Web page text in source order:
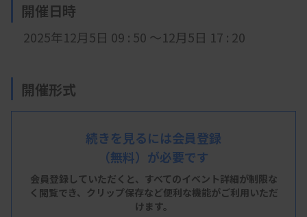
開催日時
2025年12月5日 09 : 50 ～12月5日 17 : 20
開催形式
現地開催＋LIVE配信＋オンデマンド配信
会 場
御茶ノ水ソラシティカンファレンスセンター
続きを見るには会員登録
（無料）が必要です
会員登録していただくと、すべてのイベント詳細が制限な
く閲覧でき、 クリップ保存など便利な機能がご利用いただ
けます。